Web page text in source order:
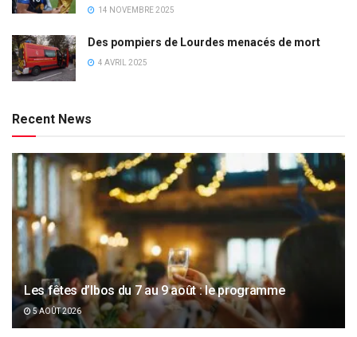
14 NOVEMBRE 2025
Des pompiers de Lourdes menacés de mort
4 AVRIL 2025
Recent News
Les fêtes d’Ibos du 7 au 9 août : le programme
5 AOÛT 2026